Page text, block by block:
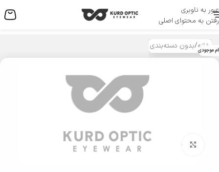
عبور به ناوبری
رفتن به محتوای اصلی
منو
خانه/بدون دسته‌بندی موجودی
بزرگنمایی تصویر